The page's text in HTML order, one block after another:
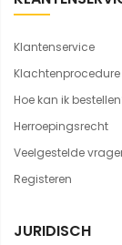
Klantenservice
Klachtenprocedure
Hoe kan ik
Herroepingsrecht
Veelgestelde
Registeren
JURIDISCH